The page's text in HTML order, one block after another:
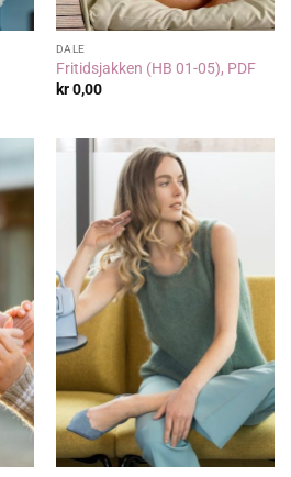
DALE
Fritidsjakken (HB 01-05), PDF
kr0,00